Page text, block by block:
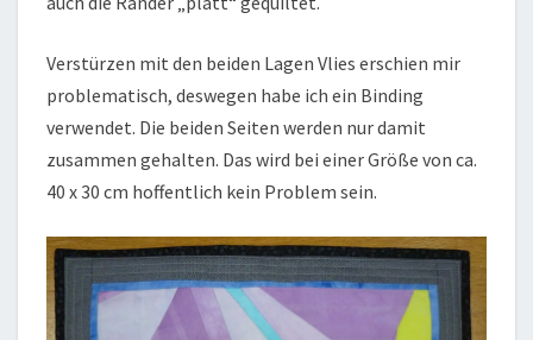
Verstürzen mit den beiden Lagen Vlies erschien mir
problematisch, deswegen habe ich ein Binding
verwendet. Die beiden Seiten werden nur damit
zusammen gehalten. Das wird bei einer Größe von ca.
40 x 30 cm hoffentlich kein Problem sein.